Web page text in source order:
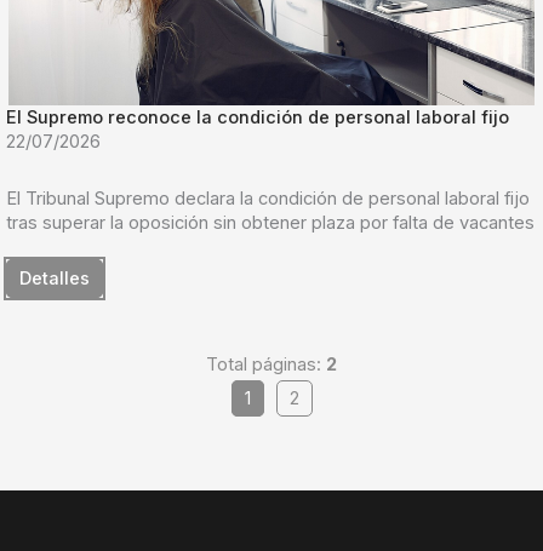
El Supremo reconoce la condición de personal laboral fijo
22/07/2026
El Tribunal Supremo declara la condición de personal laboral fijo
tras superar la oposición sin obtener plaza por falta de vacantes
Detalles
Total páginas: 2
1
2